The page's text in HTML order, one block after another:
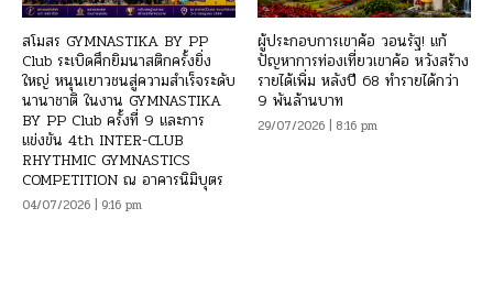
สโมสร GYMNASTIKA BY PP
Club ระเบิดศึกยิมนาสติกครั้งยิ่ง
ใหญ่ หนุนเยาวชนสู่ความสำเร็จระดับ
นานาชาติ ในงาน GYMNASTIKA
BY PP Club ครั้งที่ 9 และการ
แข่งขัน 4th INTER-CLUB
RHYTHMIC GYMNASTICS
COMPETITION ณ อาคารนิมิบุตร
04/07/2026 | 9:16 pm
ผู้ประกอบการเขาค้อ วอนรัฐ! แก้
ปัญหาการท่องเที่ยวเขาค้อ หวังสร้าง
รายได้เพิ่ม หลังปี 68 ทำรายได้กว่า
9 พันล้านบาท
29/07/2026 | 8:16 pm